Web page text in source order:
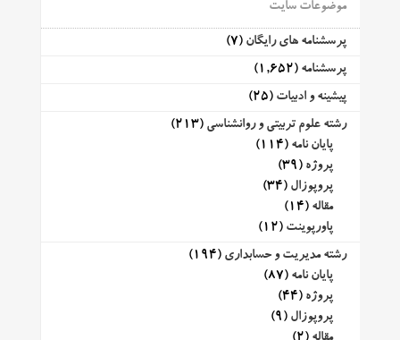
موضوعات سایت
پرسشنامه های رایگان (7)
پرسشنامه (1,652)
پیشینه و ادبیات (25)
رشته علوم تربیتی و روانشناسی (213)
پایان نامه (114)
پروژه (39)
پروپوزال (34)
مقاله (14)
پاورپوینت (12)
رشته مدیریت و حسابداری (194)
پایان نامه (87)
پروژه (44)
پروپوزال (9)